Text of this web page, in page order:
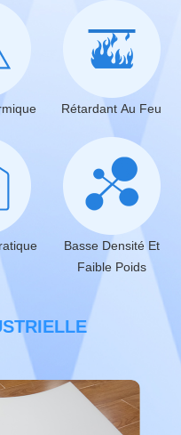
Rétardant Au Feu
Basse Densité Et
Faible Poids